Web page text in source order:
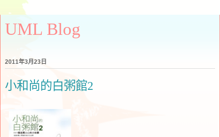
UML Blog
2011年3月23日
小和尚的白粥館2